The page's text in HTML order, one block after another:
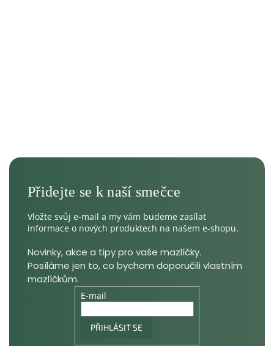
Vložte svůj e-mail a my vám budeme zasílat
informace o nových produktech na našem e-shopu.
E-mail
PŘIHLÁSIT SE